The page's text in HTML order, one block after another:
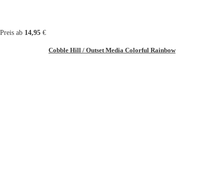
Preis ab 14,95 €
Cobble Hill / Outset Media Colorful Rainbow